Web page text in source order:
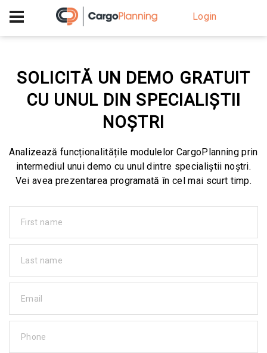
+40 756 628 230 Login
SOLICITĂ UN DEMO GRATUIT
CU UNUL DIN SPECIALIȘTII
NOȘTRI
Analizează funcționalitățile modulelor CargoPlanning prin
intermediul unui demo cu unul dintre specialiștii noștri.
Vei avea prezentarea programată în cel mai scurt timp.
First name
Last name
Email
Phone